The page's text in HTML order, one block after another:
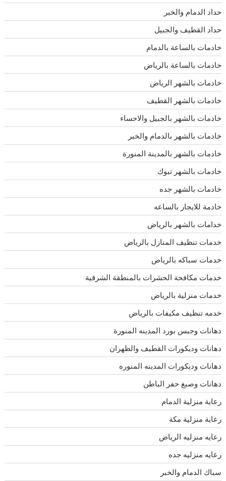
حداد الدمام والخبر
حداد القطيف والجبيل
خادمات بالساعة بالدمام
خادمات بالساعة بالرياض
خادمات بالشهر الرياض
خادمات بالشهر القطيف
خادمات بالشهر بالجبيل والاحساء
خادمات بالشهر بالدمام والخبر
خادمات بالشهر بالمدينة المنورة
خادمات بالشهر تبوك
خادمات بالشهر جده
خادمة للايجار بالساعه
خدامات بالشهر بالرياض
خدمات تنظيف المنازل بالرياض
خدمات سباكه بالرياض
خدمات مكافحة الحشرات بالمنطقة الشرقية
خدمات منزلية بالرياض
خدمه تنظيف مكيفات بالرياض
دهانات وجبس بورد المدينه المنورة
دهانات وديكورات القطيف والظهران
دهانات وديكورات المدينه المنوره
دهانات وصبغ حفر الباطن
رعاية منزلية الدمام
رعاية منزلية مكة
رعايه منزليه الرياض
رعايه منزليه جده
سباك الدمام والخبر